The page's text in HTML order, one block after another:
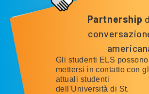
Partnership
Gli studenti ELS possono
mettersi in contatto con
attuali studenti
dell'Università di St.